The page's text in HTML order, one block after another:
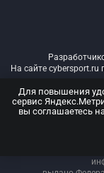
На сайте cybersport.ru
© ООО
ООО
Для повышения
сервис
вы соглашаетесь